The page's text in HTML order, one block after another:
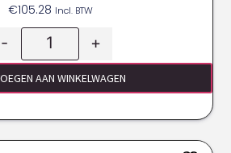
€105.28 Incl. BTW
- +
AAN WINKELWAGEN